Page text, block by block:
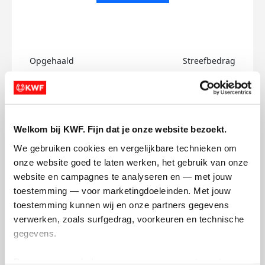
Welkom bij KWF. Fijn dat je onze website bezoekt.
We gebruiken cookies en vergelijkbare technieken om
onze website goed te laten werken, het gebruik van onze
website en campagnes te analyseren en — met jouw
toestemming — voor marketingdoeleinden. Met jouw
toestemming kunnen wij en onze partners gegevens
verwerken, zoals surfgedrag, voorkeuren en technische
gegevens.
Opgehaald Streefbedrag
Chloé's badges